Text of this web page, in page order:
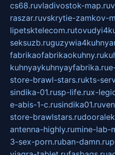
cs68.ruvladivostok-map.ru
raszar.ruvskrytie-zamkov-
lipetsktelecom.ru
seksuzb.ru
fabrikaofabrikaokuhny.ru
kuhnyaykuhnyayfabrika.ru
store-brawl-stars.rukts-
sindika-01.rusp-life.rux-
e-abis-1-c.rusindika01.ru
store-brawlstars.ru
antenna-highly.rumine-lab-
3-sex-porn.ruban-damn.ru